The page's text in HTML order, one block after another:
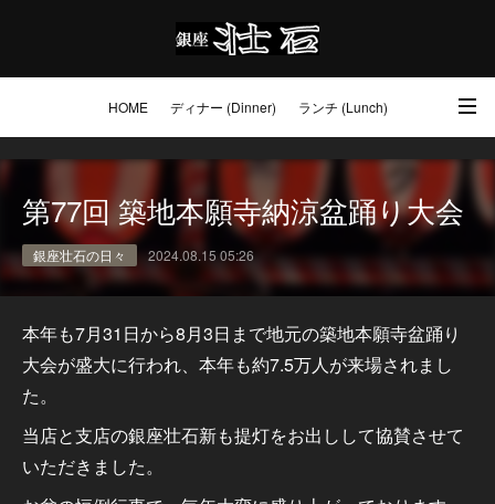
HOME ディナー (Dinner) ランチ (Lunch)
アクセス・ご予約 (Access / Reservations) ワイン (Wine) お土産 (Go to)
壮石の心 (Our Philosophy)
第77回 築地本願寺納涼盆踊り大会
銀座壮石の日々 2024.08.15 05:26
本年も7月31日から8月3日まで地元の築地本願寺盆踊り
大会が盛大に行われ、本年も約7.5万人が来場されまし
た。
当店と支店の銀座壮石新も提灯をお出しして協賛させて
いただきました。